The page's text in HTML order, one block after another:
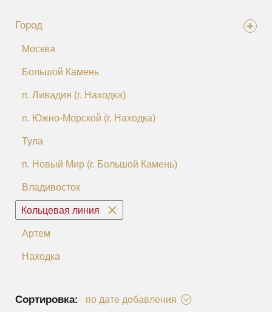
Город
Москва
Большой Камень
п. Ливадия (г. Находка)
п. Южно-Морской (г. Находка)
Тула
п. Новый Мир (г. Большой Камень)
Владивосток
Кольцевая линия
Артем
Находка
Сортировка: по дате добавления